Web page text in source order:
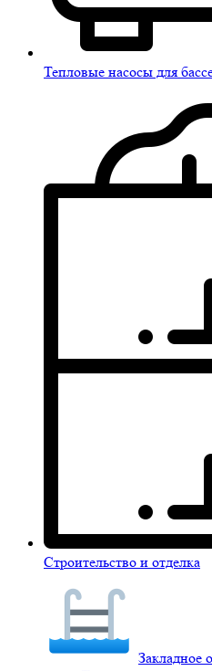
Тепловые насосы для
Строительство и отделка
Закладное